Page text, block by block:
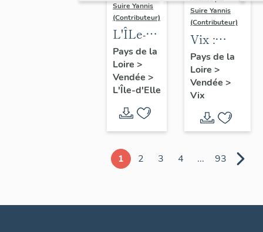
Suire Yannis
(Contributeur)
L'ÎLe-
d'Elle :
présentation
de la
Pays de la
Loire >
Vendée >
L'Île-d'Elle
Suire Yannis
(Contributeur)
Vix :
présentation
de la
commune
Pays de la
Loire >
Vendée >
Vix
1 2 3 4 ... 93